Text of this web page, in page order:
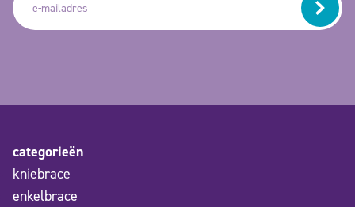
categorieën
kniebrace
enkelbrace